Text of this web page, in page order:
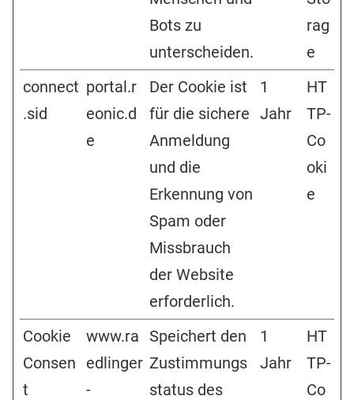
Bots zu
unterscheiden.
rag
e
connect
.sid
portal.r
eonic.d
e
Der Cookie ist
für die sichere
Anmeldung
und die
Erkennung von
Spam oder
Missbrauch
der Website
erforderlich.
1
Jahr
HT
TP-
Co
oki
e
Cookie
Consen
t
www.ra
edlinger
-
Speichert den
Zustimmungs
status des
1
Jahr
HT
TP-
Co